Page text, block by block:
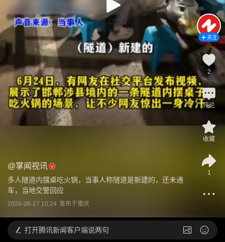
@掌闻视讯
多人隧道内摆桌吃火锅，当事人称隧道是新建的，还未通
车，当地交警回应
2026-06-27 10:24 发布于重庆
关注
2
评论
收藏
1
打开腾讯新闻客户端说两句